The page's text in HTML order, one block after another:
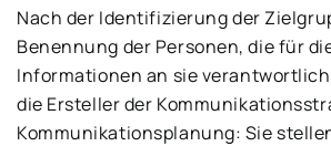
Nach der Identifizierung der
Benennung der Personen, die für
Informationen an sie
die Ersteller der
Kommunikationsplanung: Sie